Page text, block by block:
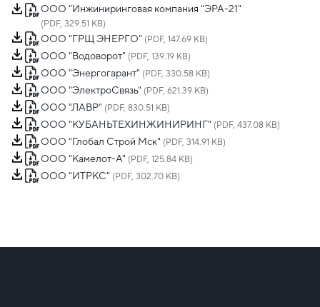
ООО "Инжиниринговая компания "ЭРА-21"
(PDF, 329.51 KB)
ООО "ГРЩ ЭНЕРГО" (PDF, 147.69 KB)
ООО "Водоворот" (PDF, 139.19 KB)
ООО "Энергогарант" (PDF, 330.58 KB)
ООО "ЭлектроСвязь" (PDF, 621.39 KB)
ООО "ЛАВР" (PDF, 830.51 KB)
ООО "КУБАНЬТЕХИНЖИНИРИНГ" (PDF, 437.08 KB)
ООО "Глобал Строй Мск" (PDF, 314.91 KB)
ООО "Камелот-А" (PDF, 125.84 KB)
ООО "ИТРКС" (PDF, 302.70 KB)